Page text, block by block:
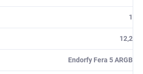
1
12,2
Endorfy Fera 5 ARGB